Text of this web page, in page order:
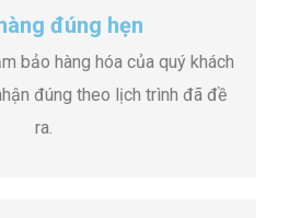
đúng hẹn
bảo hàng hóa của quý khách
đúng theo lịch trình đã đề
ra.